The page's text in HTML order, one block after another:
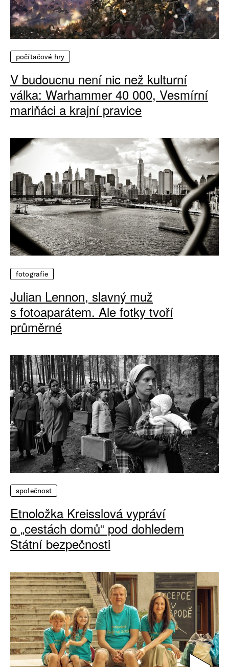
počítačové hry
V budoucnu není nic než kulturní
válka: Warhammer 40 000, Vesmírní
mariňáci a krajní pravice
fotografie
Julian Lennon, slavný muž
s fotoaparátem. Ale fotky tvoří
průměrné
společnost
Etnoložka Kreisslová vypráví
o „cestách domů“ pod dohledem
Státní bezpečnosti